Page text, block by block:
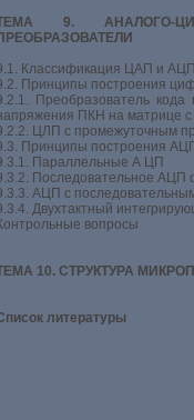
9. АНАЛОГО-
Классификация ЦАП и
Принципы построения
Преобразователь
ПКН на матрице
ЦЛП с промежуточным
Принципы построения
Параллельные А ЦП
Последовательное АЦП
АЦП с
Двухтактный
вопросы
10. СТРУКТУРА
литературы